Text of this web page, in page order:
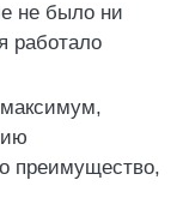
не было ни
работало
преимущество,